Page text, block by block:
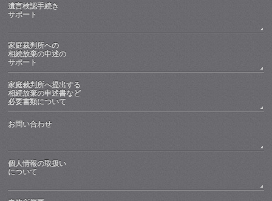
遺言検認手続き
サポート
家庭裁判所への
相続放棄の申述の
サポート
家庭裁判所へ提出する
相続放棄の申述書など
必要書類について
お問い合わせ
個人情報の取扱い
について